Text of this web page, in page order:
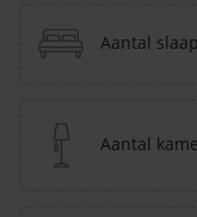
Aantal
Aantal